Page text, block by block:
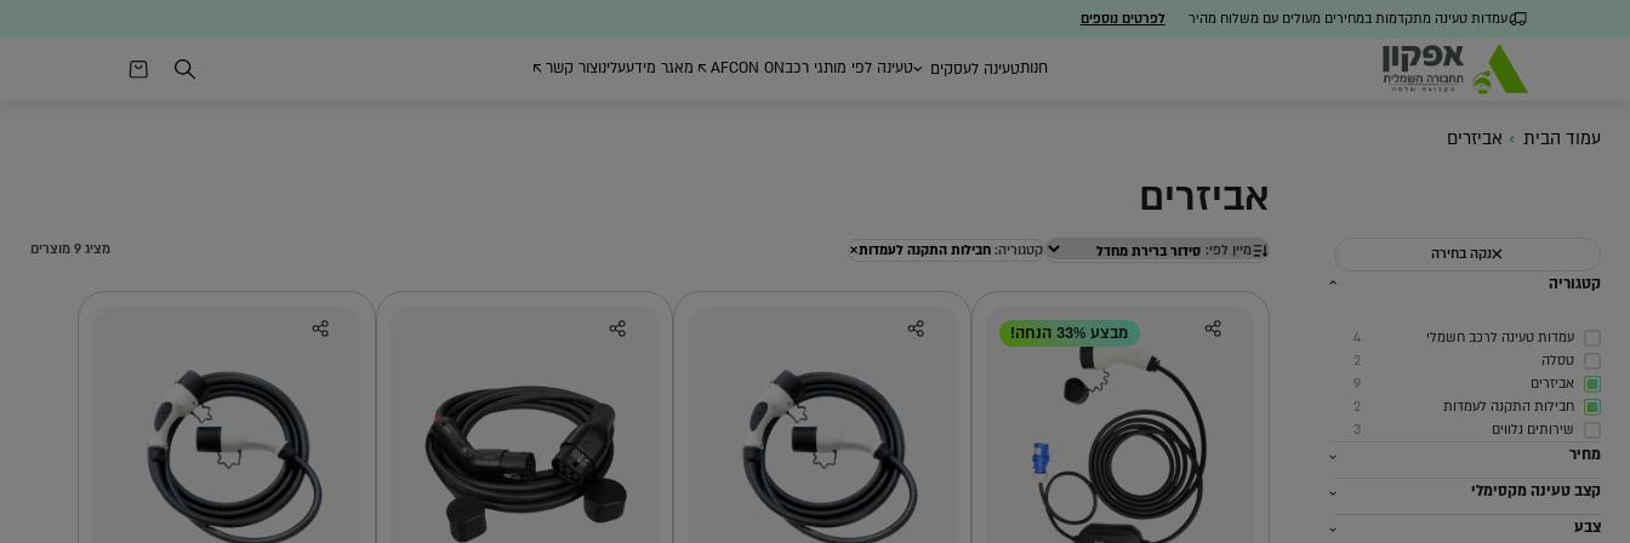
עמדות טעינה מתקדמות במחירים מעולים עם משלוח מהיר לפרטים נוספים
חנותטעינה לעסקים
הציבורית
טעינה
אנרגיה
טעינה לפי מותגי רכבAFCON ON מאגר מידעעלינוצור קשר
עמוד הבית אביזרים
אביזרים
נקה בחירה
קטגוריה
עמדות טעינה לרכב חשמלי
4
טסלה
2
אביזרים
9
חבילות התקנה לעמדות
2
שירותים נלווים
3
מחיר
קצב טעינה מקסימלי
צבע
מיין לפי: קטגוריה: חבילות התקנה לעמדות× מציג 9 מוצרים
מבצע 33% הנחה!